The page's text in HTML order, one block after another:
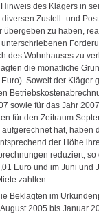
des Klägers in
Zustell- und
übergeben zu haben,
des Wohnhauses zu
die monatliche
Soweit der
sowie für das Jahr
für den Zeitraum
hat, haben
der Höhe
reduziert,
Euro und im Juni und
zahlten.
Beklagten im
2005 bis Januar